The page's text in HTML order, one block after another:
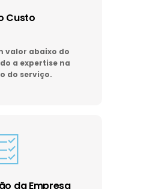
Custo
valor abaixo do
a expertise na
do serviço.
da Empresa